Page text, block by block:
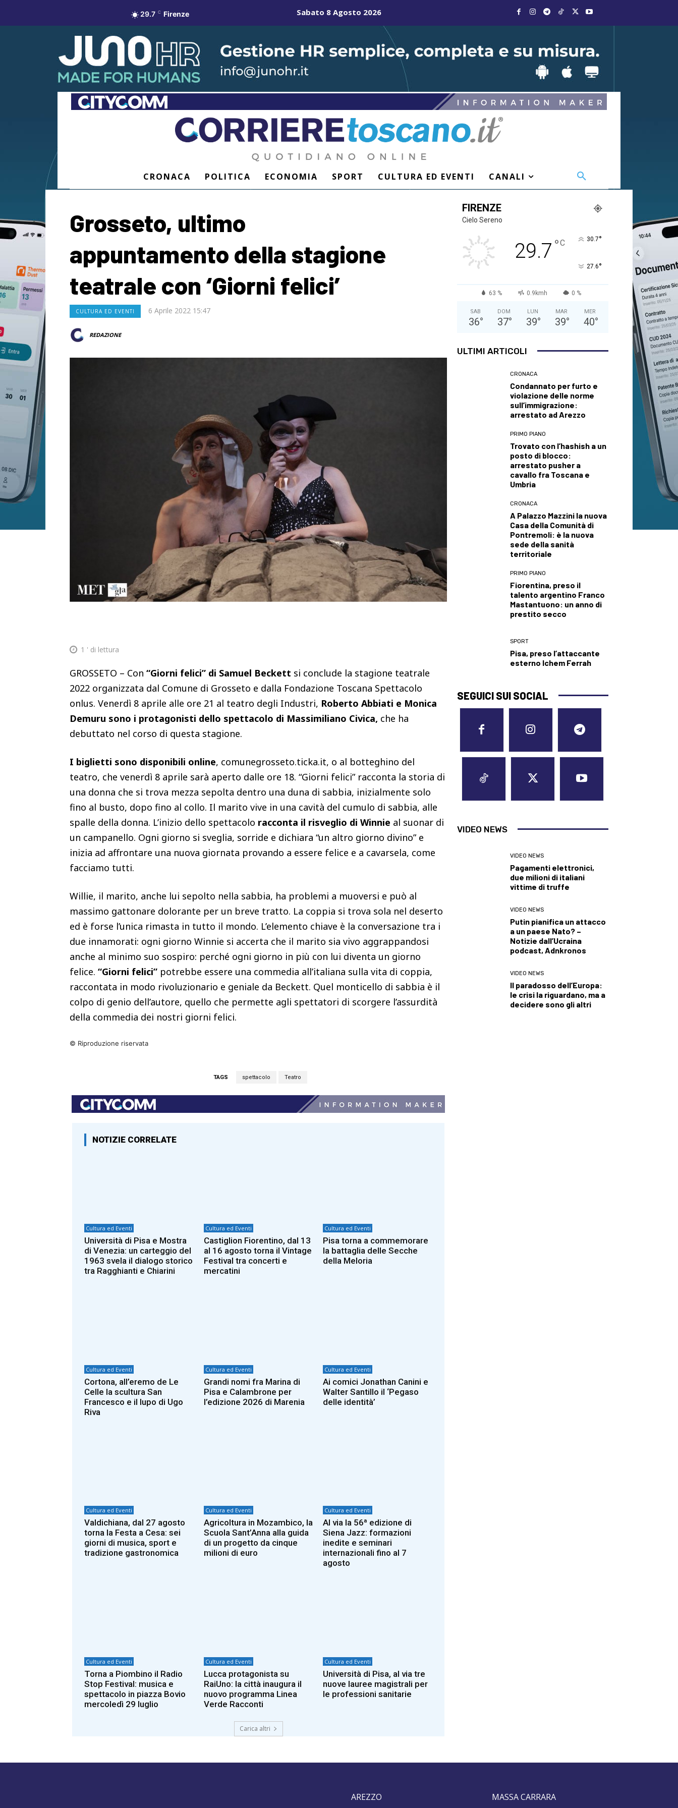
29.7 C Firenze Sabato 8 Agosto 2026
CRONACA POLITICA ECONOMIA SPORT CULTURA ED EVENTI CANALI
Grosseto, ultimo
appuntamento della stagione
teatrale con ‘Giorni felici’
CULTURA ED EVENTI 6 Aprile 2022 15:47
REDAZIONE
1 ' di lettura
GROSSETO – Con “Giorni felici” di Samuel Beckett si conclude la stagione teatrale
2022 organizzata dal Comune di Grosseto e dalla Fondazione Toscana Spettacolo
onlus. Venerdì 8 aprile alle ore 21 al teatro degli Industri, Roberto Abbiati e Monica
Demuru sono i protagonisti dello spettacolo di Massimiliano Civica, che ha
debuttato nel corso di questa stagione.
I biglietti sono disponibili online, comunegrosseto.ticka.it, o al botteghino del
teatro, che venerdì 8 aprile sarà aperto dalle ore 18. “Giorni felici” racconta la storia di
una donna che si trova mezza sepolta dentro una duna di sabbia, inizialmente solo
fino al busto, dopo fino al collo. Il marito vive in una cavità del cumulo di sabbia, alle
spalle della donna. L’inizio dello spettacolo racconta il risveglio di Winnie al suonar di
un campanello. Ogni giorno si sveglia, sorride e dichiara “un altro giorno divino” e
inizia ad affrontare una nuova giornata provando a essere felice e a cavarsela, come
facciamo tutti.
Willie, il marito, anche lui sepolto nella sabbia, ha problemi a muoversi e può al
massimo gattonare dolorante per un breve tratto. La coppia si trova sola nel deserto
ed è forse l’unica rimasta in tutto il mondo. L’elemento chiave è la conversazione tra i
due innamorati: ogni giorno Winnie si accerta che il marito sia vivo aggrappandosi
anche al minimo suo sospiro: perché ogni giorno in più con lui diventa un giorno
felice. “Giorni felici” potrebbe essere una commedia all’italiana sulla vita di coppia,
raccontata in modo rivoluzionario e geniale da Beckett. Quel monticello di sabbia è il
colpo di genio dell’autore, quello che permette agli spettatori di scorgere l’assurdità
della commedia dei nostri giorni felici.
© Riproduzione riservata
TAGS spettacolo Teatro
NOTIZIE CORRELATE
Cultura ed Eventi
Università di Pisa e Mostra
di Venezia: un carteggio del
1963 svela il dialogo storico
tra Ragghianti e Chiarini
Cultura ed Eventi
Castiglion Fiorentino, dal 13
al 16 agosto torna il Vintage
Festival tra concerti e
mercatini
Cultura ed Eventi
Pisa torna a commemorare
la battaglia delle Secche
della Meloria
Cultura ed Eventi
Cortona, all’eremo de Le
Celle la scultura San
Francesco e il lupo di Ugo
Riva
Cultura ed Eventi
Grandi nomi fra Marina di
Pisa e Calambrone per
l’edizione 2026 di Marenia
Cultura ed Eventi
Ai comici Jonathan Canini e
Walter Santillo il ‘Pegaso
delle identità’
Cultura ed Eventi
Valdichiana, dal 27 agosto
torna la Festa a Cesa: sei
giorni di musica, sport e
tradizione gastronomica
Cultura ed Eventi
Agricoltura in Mozambico, la
Scuola Sant’Anna alla guida
di un progetto da cinque
milioni di euro
Cultura ed Eventi
Al via la 56ª edizione di
Siena Jazz: formazioni
inedite e seminari
internazionali fino al 7
agosto
Cultura ed Eventi
Torna a Piombino il Radio
Stop Festival: musica e
spettacolo in piazza Bovio
mercoledì 29 luglio
Cultura ed Eventi
Lucca protagonista su
RaiUno: la città inaugura il
nuovo programma Linea
Verde Racconti
Cultura ed Eventi
Università di Pisa, al via tre
nuove lauree magistrali per
le professioni sanitarie
Carica altri
FIRENZE
Cielo Sereno
29.7 °C 30.7°
27.6°
63 % 0.9kmh 0 %
SAB
36°
DOM
37°
LUN
39°
MAR
39°
MER
40°
ULTIMI ARTICOLI
CRONACA
Condannato per furto e
violazione delle norme
sull’immigrazione:
arrestato ad Arezzo
PRIMO PIANO
Trovato con l’hashish a un
posto di blocco:
arrestato pusher a
cavallo fra Toscana e
Umbria
CRONACA
A Palazzo Mazzini la nuova
Casa della Comunità di
Pontremoli: è la nuova
sede della sanità
territoriale
PRIMO PIANO
Fiorentina, preso il
talento argentino Franco
Mastantuono: un anno di
prestito secco
SPORT
Pisa, preso l’attaccante
esterno Ichem Ferrah
SEGUICI SUI SOCIAL
VIDEO NEWS
VIDEO NEWS
Pagamenti elettronici,
due milioni di italiani
vittime di truffe
VIDEO NEWS
Putin pianifica un attacco
a un paese Nato? –
Notizie dall’Ucraina
podcast, Adnkronos
VIDEO NEWS
Il paradosso dell’Europa:
le crisi la riguardano, ma a
decidere sono gli altri
AREZZO
MASSA CARRARA